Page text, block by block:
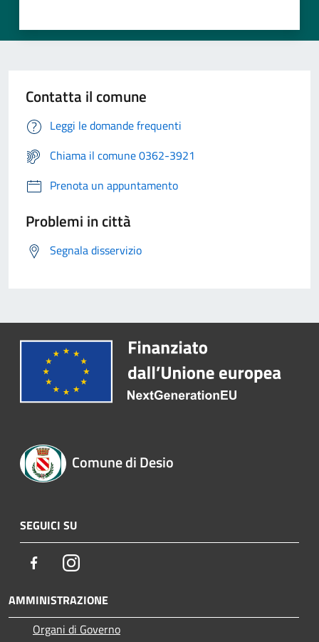
Contatta il comune
Leggi le domande frequenti
Chiama il comune 0362-3921
Prenota un appuntamento
Problemi in città
Segnala disservizio
Comune di Desio
SEGUICI SU
FacebookInstagram
AMMINISTRAZIONE
Organi di Governo